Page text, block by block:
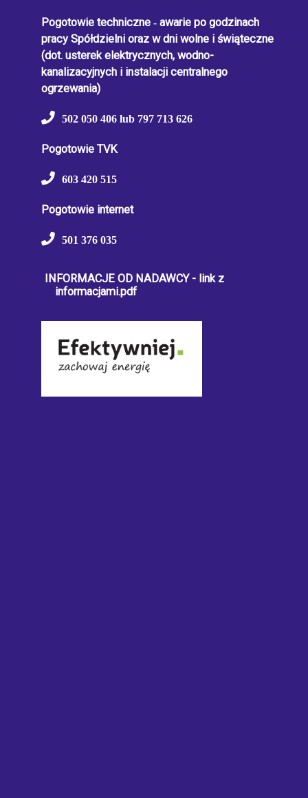
Pogotowie techniczne - awarie po godzinach
pracy Spółdzielni oraz w dni wolne i świąteczne
(dot. usterek elektrycznych, wodno-
kanalizacyjnych i instalacji centralnego
ogrzewania)
502 050 406 lub 797 713 626
Pogotowie TVK
603 420 515
Pogotowie internet
501 376 035
INFORMACJE OD NADAWCY - link z
informacjami.pdf